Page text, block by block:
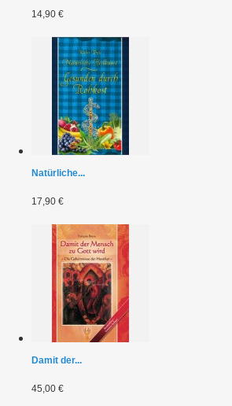
14,90 €
Natürliche...
17,90 €
Damit der...
45,00 €